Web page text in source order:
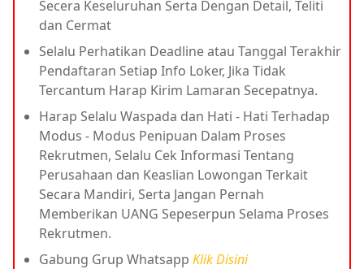
Secera Keseluruhan Serta Dengan Detail, Teliti
dan Cermat
Selalu Perhatikan Deadline atau Tanggal Terakhir
Pendaftaran Setiap Info Loker, Jika Tidak
Tercantum Harap Kirim Lamaran Secepatnya.
Harap Selalu Waspada dan Hati - Hati Terhadap
Modus - Modus Penipuan Dalam Proses
Rekrutmen, Selalu Cek Informasi Tentang
Perusahaan dan Keaslian Lowongan Terkait
Secara Mandiri, Serta Jangan Pernah
Memberikan UANG Sepeserpun Selama Proses
Rekrutmen.
Gabung Grup Whatsapp Klik Disini